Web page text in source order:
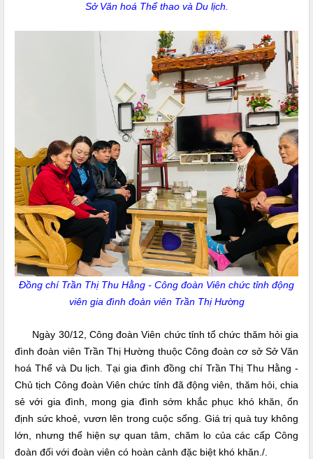
Sở Văn hoá Thể thao và Du lịch.
Đồng chí Trần Thị Thu Hằng - Công đoàn Viên chức tỉnh động
viên gia đình đoàn viên Trần Thị Hường
Ngày 30/12, Công đoàn Viên chức tỉnh tổ chức thăm hỏi gia
đình đoàn viên Trần Thị Hường thuộc Công đoàn cơ sở Sở Văn
hoá Thể và Du lịch. Tại gia đình đồng chí Trần Thị Thu Hằng -
Chủ tịch Công đoàn Viên chức tỉnh đã động viên, thăm hỏi, chia
sẻ với gia đình, mong gia đình sớm khắc phục khó khăn, ổn
định sức khoẻ, vươn lên trong cuộc sống. Giá trị quà tuy không
lớn, nhưng thể hiện sự quan tâm, chăm lo của các cấp Công
đoàn đối với đoàn viên có hoàn cảnh đặc biệt khó khăn./.